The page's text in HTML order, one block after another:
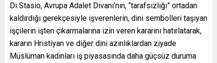
Di Stasio, Avrupa Adalet Divanı’nın, “tarafsızlığı” ortadan
kaldırdığı gerekçesiyle işverenlerin, dini sembolleri taşıyan
işçilerin işten çıkarmalarına izin veren kararını hatırlatarak,
kararın Hristiyan ve diğer dini azınlıklardan ziyade
Müslüman kadınları iş piyasasında daha güçsüz duruma